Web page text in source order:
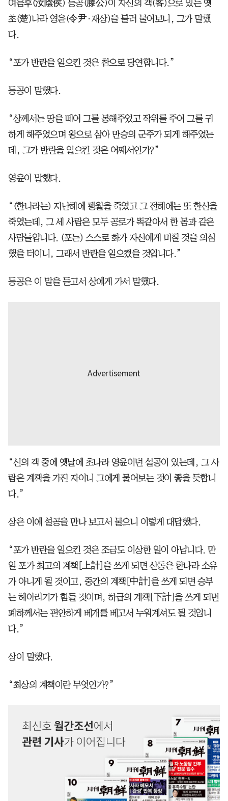
여음후(汝陰侯) 등공(滕公)이 자신의 객(客)으로 있는 옛
초(楚)나라 영윤(令尹·재상)을 불러 물어보니, 그가 말했
다.
“포가 반란을 일으킨 것은 참으로 당연합니다.”
등공이 말했다.
“상께서는 땅을 떼어 그를 봉해주었고 작위를 주어 그를 귀
하게 해주었으며 왕으로 삼아 만승의 군주가 되게 해주었는
데, 그가 반란을 일으킨 것은 어째서인가?”
영윤이 말했다.
“(한나라는) 지난해에 팽월을 죽였고 그 전해에는 또 한신을
죽였는데, 그 세 사람은 모두 공로가 똑같아서 한 몸과 같은
사람들입니다. (포는) 스스로 화가 자신에게 미칠 것을 의심
했을 터이니, 그래서 반란을 일으켰을 것입니다.”
등공은 이 말을 듣고서 상에게 가서 말했다.
“신의 객 중에 옛날에 초나라 영윤이던 설공이 있는데, 그 사
람은 계책을 가진 자이니 그에게 물어보는 것이 좋을 듯합니
다.”
상은 이에 설공을 만나 보고서 물으니 이렇게 대답했다.
“포가 반란을 일으킨 것은 조금도 이상한 일이 아닙니다. 만
일 포가 최고의 계책[上計]을 쓰게 되면 산동은 한나라 소유
가 아니게 될 것이고, 중간의 계책[中計]을 쓰게 되면 승부
는 헤아리기가 힘들 것이며, 하급의 계책[下計]을 쓰게 되면
폐하께서는 편안하게 베개를 베고서 누워계셔도 될 것입니
다.”
상이 말했다.
“최상의 계책이란 무엇인가?”